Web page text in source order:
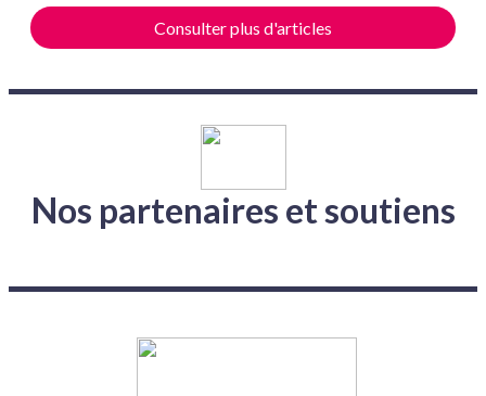
Nos partenaires et soutiens